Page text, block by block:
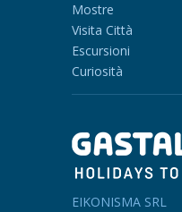
Mostre
Visita Città
Escursioni
Curiosità
EIKONISMA SRL